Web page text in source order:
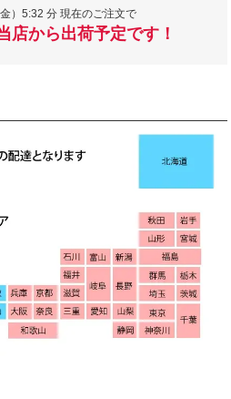
）5:32 分 現在のご注文で
店から出荷予定です！